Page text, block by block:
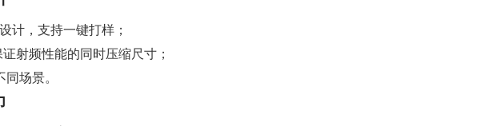
计，支持一键打样；
射频性能的同时压缩尺寸；
场景。